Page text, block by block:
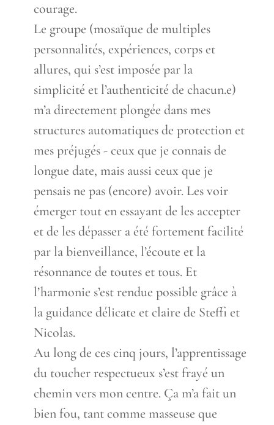
courage.
Le groupe (mosaïque de multiples
personnalités, expériences, corps et
allures, qui s’est imposée par la
simplicité et l’authenticité de chacun.e)
m’a directement plongée dans mes
structures automatiques de protection et
mes préjugés - ceux que je connais de
longue date, mais aussi ceux que je
pensais ne pas (encore) avoir. Les voir
émerger tout en essayant de les accepter
et de les dépasser a été fortement facilité
par la bienveillance, l’écoute et la
résonnance de toutes et tous. Et
l’harmonie s’est rendue possible grâce à
la guidance délicate et claire de Steffi et
Nicolas.
Au long de ces cinq jours, l’apprentissage
du toucher respectueux s’est frayé un
chemin vers mon centre. Ça m’a fait un
bien fou, tant comme masseuse que